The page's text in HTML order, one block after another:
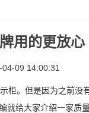
用的更放心
09 14:00:31
柜。但是因为之前没
给大家介绍一家质